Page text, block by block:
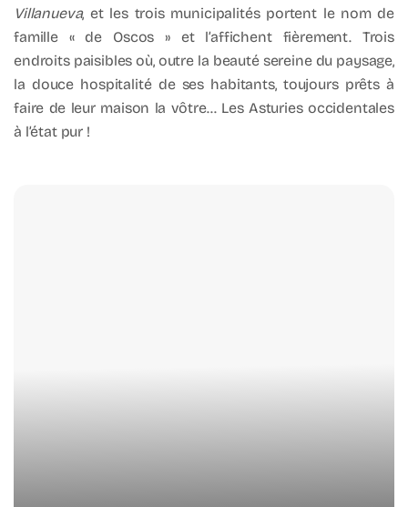
Villanueva, et les trois municipalités portent le nom de
famille « de Oscos » et l’affichent fièrement. Trois
endroits paisibles où, outre la beauté sereine du paysage,
la douce hospitalité de ses habitants, toujours prêts à
faire de leur maison la vôtre… Les Asturies occidentales
à l’état pur !